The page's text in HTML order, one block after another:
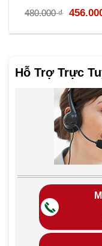
Hỗ Trợ Trực
480.000₫